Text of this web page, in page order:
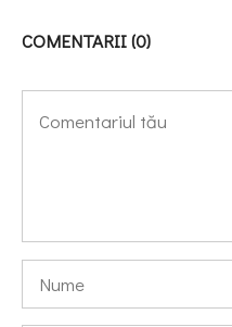
COMENTARII (0)